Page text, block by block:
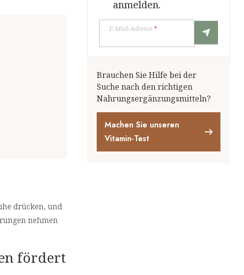
drücken, und
nehmen
fördert
anmelden.
E-Mail-Adresse*
Brauchen Sie Hilfe bei der
Suche nach den richtigen
Nahrungsergänzungsmitteln?
Machen Sie unseren
Vitamin-Test